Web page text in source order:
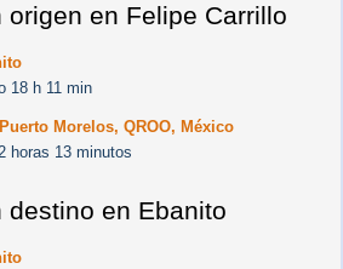
origen en Felipe Carrillo
18 h 11 min
Morelos, QROO, México
horas 13 minutos
destino en Ebanito